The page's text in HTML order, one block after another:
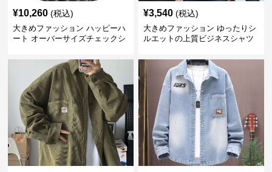
¥10,260 (税込)
大きめファッション ハッピーハ
ート オーバーサイズチェックシ
¥3,540 (税込)
大きめファッション ゆったりシ
ルエットの上質ビジネスシャツ